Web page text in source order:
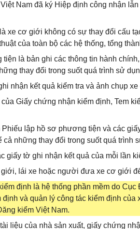
Nam đã ký Hiệp định công nhận
xe cơ giới không có sự thay đổi cấu
của toàn bộ các hệ thống, tổng
là bản ghi các thông tin hành
thay đổi trong suốt quá trình sử
nhận kết quả kiểm tra và ảnh chụp
Giấy chứng nhận kiểm định, Tem
lập hồ sơ phương tiện và các
cả những thay đổi trong suốt quá trình
giấy tờ ghi nhận kết quả của mỗi lần
lái xe hoặc người đưa xe cơ giới
định là hệ thống phần mềm do
và quản lý công tác kiểm định
kiểm Việt Nam.
liệu của nhà sản xuất, giấy chứng